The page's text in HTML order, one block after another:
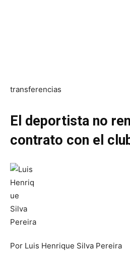
transferencias
El deportista no
contrato con el
Por Luis Henrique Silva Pereira